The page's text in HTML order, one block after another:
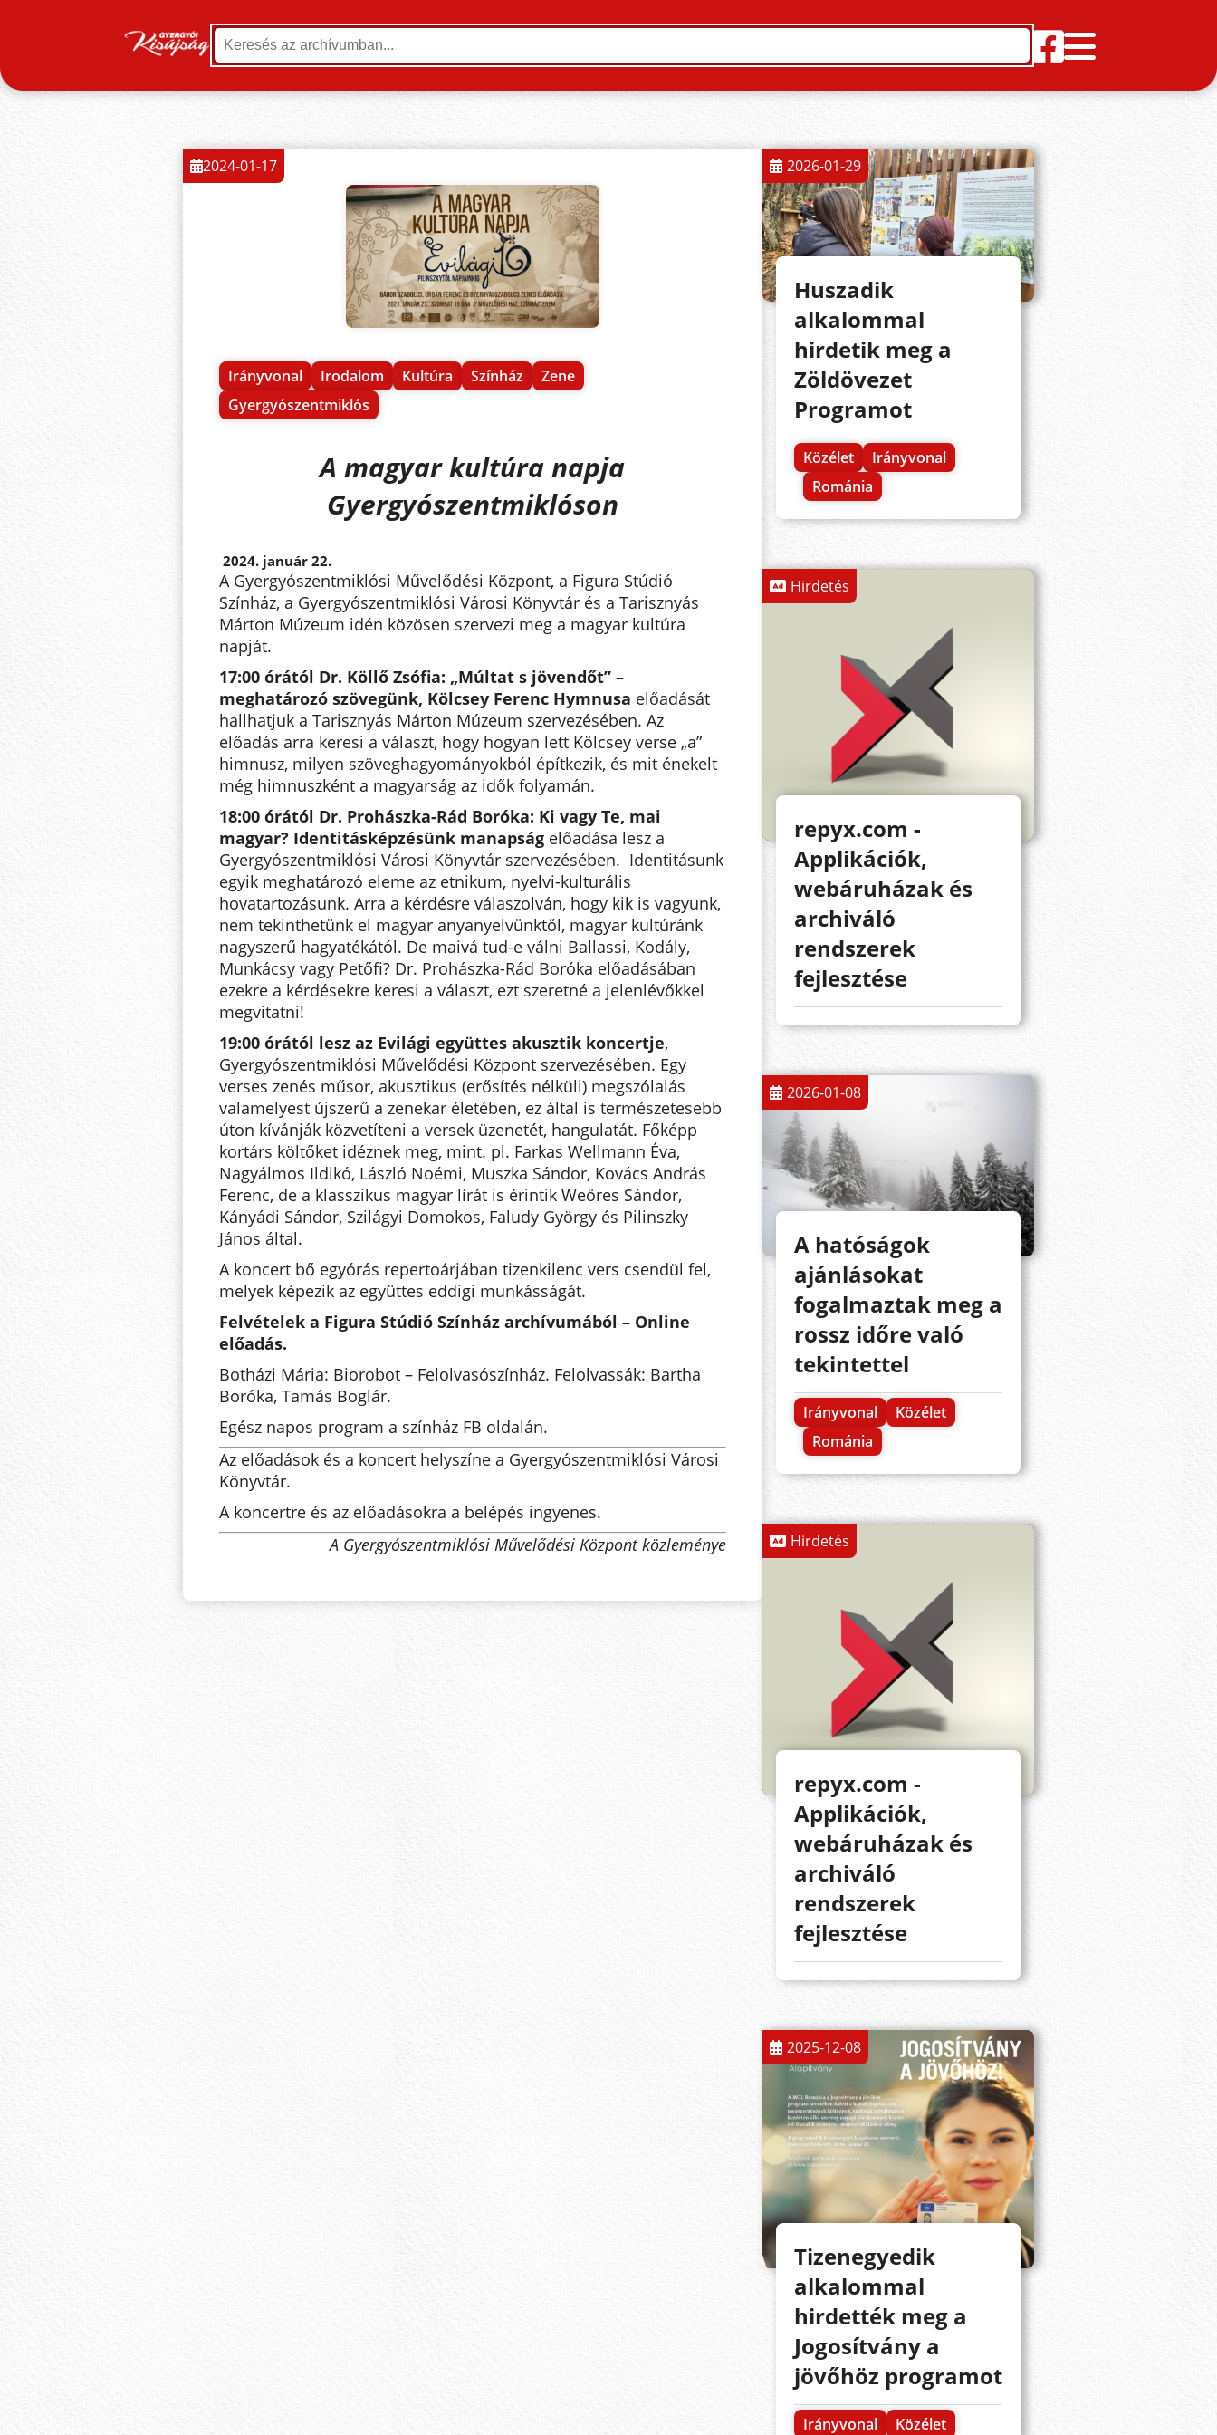
Irányvonal Irodalom Kultúra Színház
Zene
Gyergyószentmiklós
2024-01-17
A magyar kultúra napja
Gyergyószentmiklóson
2024. január 22.
A Gyergyószentmiklósi Művelődési Központ, a Figura Stúdió
Színház, a Gyergyószentmiklósi Városi Könyvtár és a Tarisznyás
Márton Múzeum idén közösen szervezi meg a magyar kultúra
napját.
17:00 órától Dr. Köllő Zsófia: „Múltat s jövendőt” –
meghatározó szövegünk, Kölcsey Ferenc Hymnusa előadását
hallhatjuk a Tarisznyás Márton Múzeum szervezésében. Az
előadás arra keresi a választ, hogy hogyan lett Kölcsey verse „a”
himnusz, milyen szöveghagyományokból építkezik, és mit énekelt
még himnuszként a magyarság az idők folyamán.
18:00 órától Dr. Prohászka-Rád Boróka: Ki vagy Te, mai
magyar? Identitásképzésünk manapságelőadása lesz a
Gyergyószentmiklósi Városi Könyvtár szervezésében. Identitásunk
egyik meghatározó eleme az etnikum, nyelvi-kulturális
hovatartozásunk. Arra a kérdésre válaszolván, hogy kik is vagyunk,
nem tekinthetünk el magyar anyanyelvünktől, magyar kultúránk
nagyszerű hagyatékától. De maivá tud-e válni Ballassi, Kodály,
Munkácsy vagy Petőfi? Dr. Prohászka-Rád Boróka előadásában
ezekre a kérdésekre keresi a választ, ezt szeretné a jelenlévőkkel
megvitatni!
19:00 órától lesz az Evilági együttes akusztik koncertje,
Gyergyószentmiklósi Művelődési Központ szervezésében. Egy
verses zenés műsor, akusztikus (erősítés nélküli) megszólalás
valamelyest újszerű a zenekar életében, ez által is természetesebb
úton kívánják közvetíteni a versek üzenetét, hangulatát. Főképp
kortárs költőket idéznek meg, mint. pl. Farkas Wellmann Éva,
Nagyálmos Ildikó, László Noémi, Muszka Sándor, Kovács András
Ferenc, de a klasszikus magyar lírát is érintik Weöres Sándor,
Kányádi Sándor, Szilágyi Domokos, Faludy György és Pilinszky
János által.
A koncert bő egyórás repertoárjában tizenkilenc vers csendül fel,
melyek képezik az együttes eddigi munkásságát.
Felvételek a Figura Stúdió Színház archívumából – Online
előadás.
Botházi Mária: Biorobot – Felolvasószínház. Felolvassák: Bartha
Boróka, Tamás Boglár.
Egész napos program a színház FB oldalán.
Az előadások és a koncert helyszíne a Gyergyószentmiklósi Városi
Könyvtár.
A koncertre és az előadásokra a belépés ingyenes.
A Gyergyószentmiklósi Művelődési Központ közleménye
2026-01-29
Huszadik
alkalommal
hirdetik meg a
Zöldövezet
Programot
Közélet
Irányvonal
Románia
Hirdetés
repyx.com -
Applikációk,
webáruházak és
archiváló
rendszerek
fejlesztése
2026-01-08
A hatóságok
ajánlásokat
fogalmaztak meg a
rossz időre való
tekintettel
Irányvonal
Közélet
Románia
Hirdetés
repyx.com -
Applikációk,
webáruházak és
archiváló
rendszerek
fejlesztése
2025-12-08
Tizenegyedik
alkalommal
hirdették meg a
Jogosítvány a
jövőhöz programot
Irányvonal Közélet